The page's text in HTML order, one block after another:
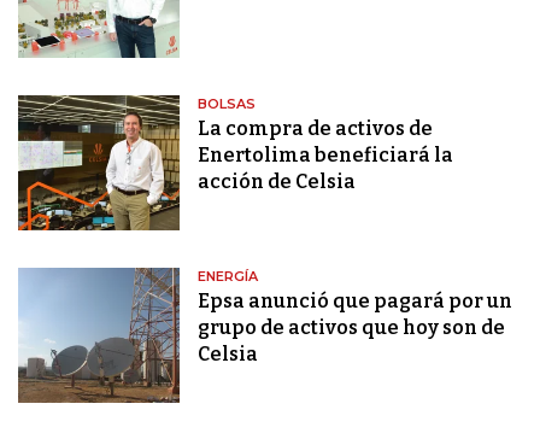
BOLSAS
La compra de activos de
Enertolima beneficiará la
acción de Celsia
ENERGÍA
Epsa anunció que pagará por un
grupo de activos que hoy son de
Celsia